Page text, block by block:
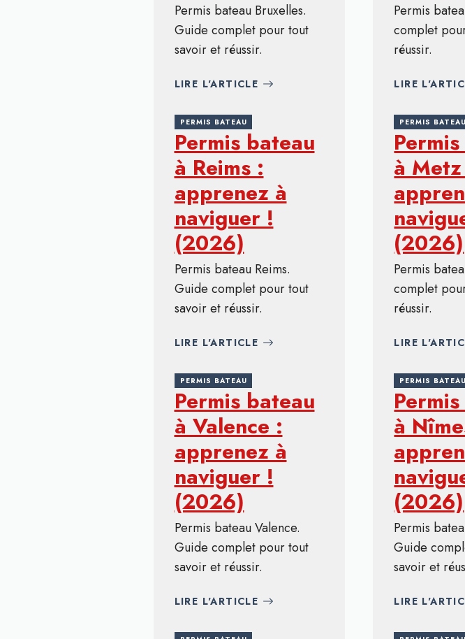
Permis bateau Bruxelles.
Guide complet pour tout
savoir et réussir.
LIRE L'ARTICLE
Permis
complet
réussir.
LIRE
PERMIS BATEAU
Permis bateau
à Reims :
apprenez à
naviguer !
(2026)
Permis bateau Reims.
Guide complet pour tout
savoir et réussir.
LIRE L'ARTICLE
PERMIS BATEAU
à
(2026)
Permis
complet
réussir.
LIRE
PERMIS BATEAU
Permis bateau
à Valence :
apprenez à
naviguer !
(2026)
Permis bateau Valence.
Guide complet pour tout
savoir et réussir.
LIRE L'ARTICLE
PERMIS BATEAU
à
(2026)
Permis
Guide
savoir et
LIRE